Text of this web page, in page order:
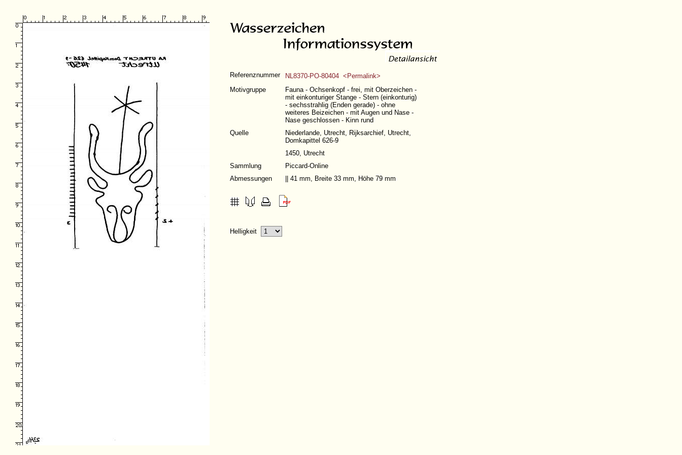
Referenznummer
NL8370-PO-80404 <Permalink>
Motivgruppe
Fauna - Ochsenkopf - frei, mit Oberzeichen -
mit einkonturiger Stange - Stern (einkonturig)
- sechsstrahlig (Enden gerade) - ohne
weiteres Beizeichen - mit Augen und Nase -
Nase geschlossen - Kinn rund
Quelle
Niederlande, Utrecht, Rijksarchief, Utrecht,
Domkapittel 626-9
1450, Utrecht
Sammlung
Piccard-Online
Abmessungen
|| 41 mm, Breite 33 mm, Höhe 79 mm
Helligkeit